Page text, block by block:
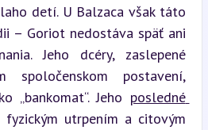
detí. U Balzaca však táto
– Goriot nedostáva späť ani
Jeho dcéry, zaslepené
spoločenskom postavení,
„bankomat“. Jeho posledné
fyzickým utrpením a citovým